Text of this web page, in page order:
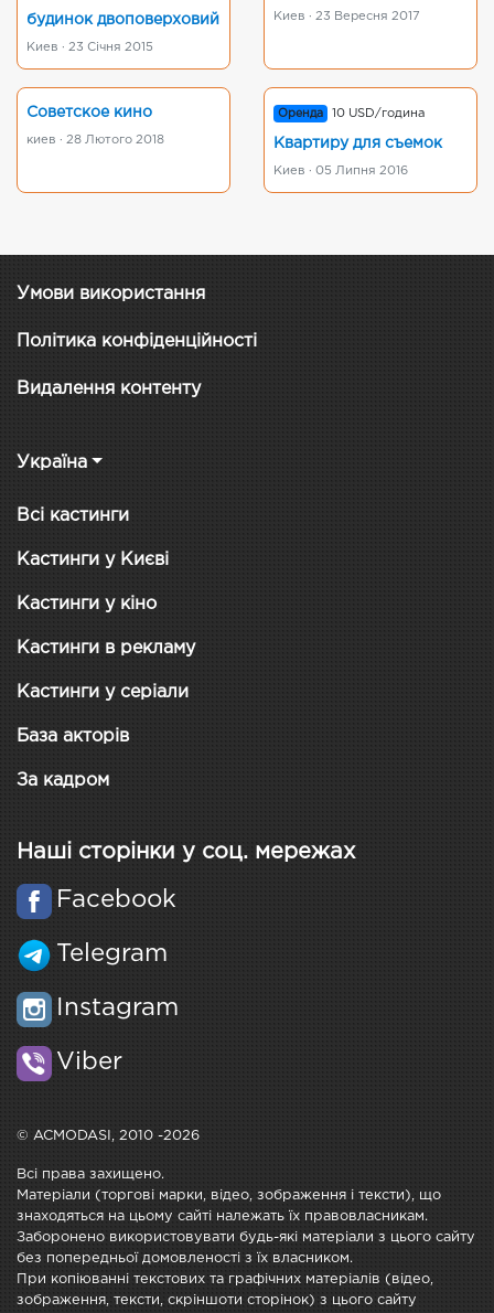
будинок двоповерховий
Киев · 23 Січня 2015
Киев · 23 Вересня 2017
Советское кино
киев · 28 Лютого 2018
Оренда 10 USD/година
Квартиру для съемок
Киев · 05 Липня 2016
Умови використання
Політика конфіденційності
Видалення контенту
Україна
Всі кастинги
Кастинги у Києві
Кастинги у кіно
Кастинги в рекламу
Кастинги у серіали
База акторів
За кадром
Наші сторінки у соц. мережах
Facebook
Telegram
Instagram
Viber
© ACMODASI, 2010 -2026
Всі права захищено.
Матеріали (торгові марки, відео, зображення і тексти), що
знаходяться на цьому сайті належать їх правовласникам.
Заборонено використовувати будь-які матеріали з цього сайту
без попередньої домовленості з їх власником.
При копіюванні текстових та графічних матеріалів (відео,
зображення, тексти, скріншоти сторінок) з цього сайту